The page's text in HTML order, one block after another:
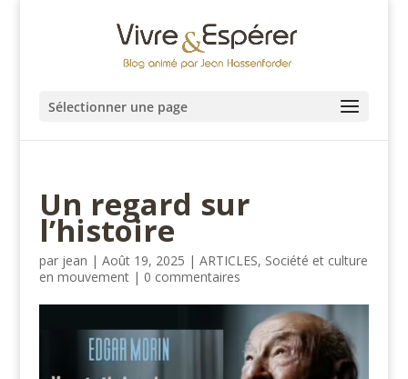
Sélectionner une page
Un regard sur
l’histoire
par jean | Août 19, 2025 | ARTICLES, Société et culture
en mouvement| 0 commentaires